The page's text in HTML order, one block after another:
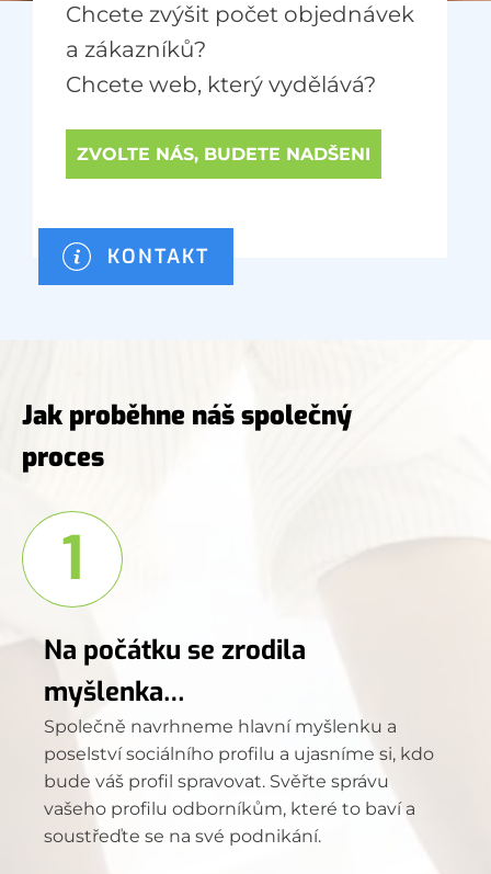
Chcete zvýšit počet objednávek
a zákazníků?
Chcete web, který vydělává?
ZVOLTE NÁS, BUDETE NADŠENI
KONTAKT
Jak proběhne náš společný
proces
1
Na počátku se zrodila
myšlenka…
Společně navrhneme hlavní myšlenku a
poselství sociálního profilu a ujasníme si, kdo
bude váš profil spravovat. Svěřte správu
vašeho profilu odborníkům, které to baví a
soustřeďte se na své podnikání.